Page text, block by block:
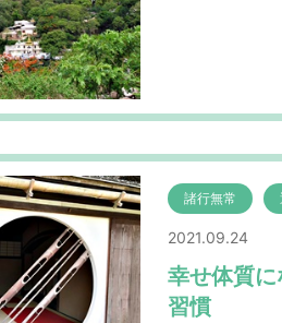
諸行無常
2021.09.24
幸せ体質
習慣